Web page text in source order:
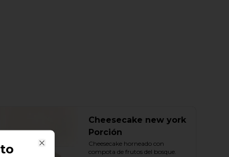
Cheesecake new york
Porción
Cheesecake horneado con
compota de frutos del bosque.